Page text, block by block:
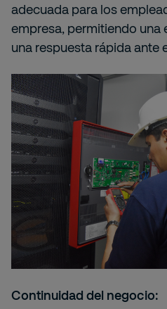
adecuada para los
empresa, permitiendo una
una respuesta rápida ante
Continuidad del negocio: